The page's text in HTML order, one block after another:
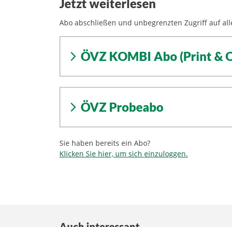
Jetzt weiterlesen
Abo abschließen und unbegrenzten Zugriff auf
ÖVZ KOMBI Abo (Print &
ÖVZ Probeabo
Sie haben bereits ein Abo?
Klicken Sie hier, um sich einzuloggen.